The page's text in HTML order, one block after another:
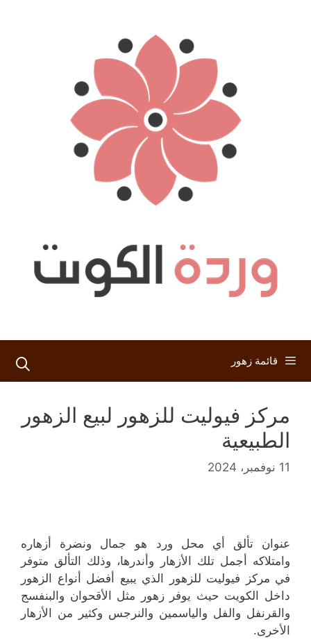
قائمة زهور
مركز فيوليت للزهور لبيع الزهور
الطبيعية
11 نوفمبر، 2024
عنوان تألق أي محل ورد هو جمال ونضرة أزهاره
وامتلاكه أجمل تلك الأزهار وأندرها، وذلك التألق متوفر
في مركز فيوليت للزهور الذي يبيع أفضل أنواع الزهور
داخل الكويت حيث يوفر زهور مثل الأقحوان والبنفسج
والقرنفل والفل والياسمين والنرجس وكثير من الأزهار
الأخرى.